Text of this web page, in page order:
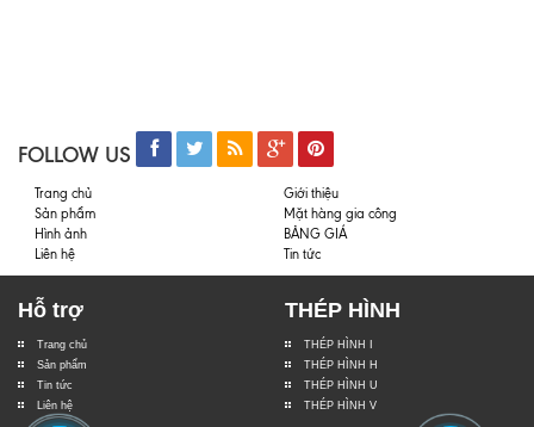
FOLLOW US
Trang chủ
Giới thiệu
Sản phẩm
Mặt hàng gia công
Hình ảnh
BẢNG GIÁ
Liên hệ
Tin tức
Hỗ trợ
Trang chủ
Sản phẩm
Tin tức
Liên hệ
THÉP HÌNH
THÉP HÌNH I
THÉP HÌNH H
THÉP HÌNH U
THÉP HÌNH V